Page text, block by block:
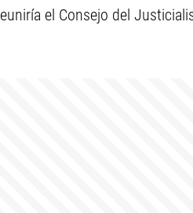
el Consejo del